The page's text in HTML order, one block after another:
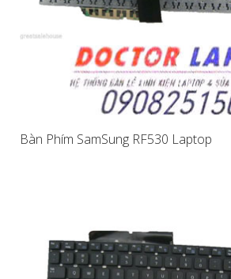
Bàn Phím SamSung RF530 Laptop